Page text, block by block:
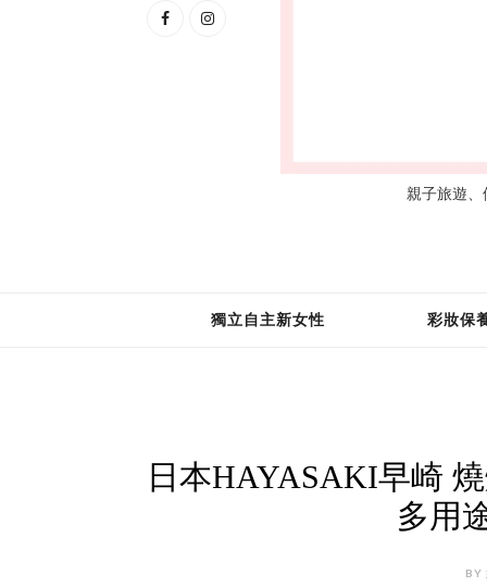
親子旅遊、
獨立自主新女性 彩妝保
日本HAYASAKI早崎
多用
BY